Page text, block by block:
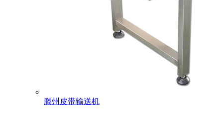
滕州皮带输送机